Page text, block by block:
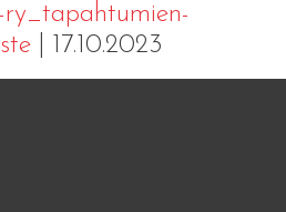
| 17.10.2023